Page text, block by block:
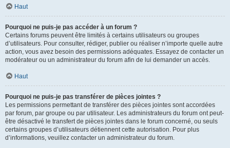
Haut
Pourquoi ne puis-je pas accéder à un forum ?
Certains forums peuvent être limités à certains utilisateurs ou groupes
d’utilisateurs. Pour consulter, rédiger, publier ou réaliser n’importe quelle autre
action, vous avez besoin des permissions adéquates. Essayez de contacter un
modérateur ou un administrateur du forum afin de lui demander un accès.
Haut
Pourquoi ne puis-je pas transférer de pièces jointes ?
Les permissions permettant de transférer des pièces jointes sont accordées
par forum, par groupe ou par utilisateur. Les administrateurs du forum ont peut-
être désactivé le transfert de pièces jointes dans le forum concerné, ou seuls
certains groupes d’utilisateurs détiennent cette autorisation. Pour plus
d’informations, veuillez contacter un administrateur du forum.